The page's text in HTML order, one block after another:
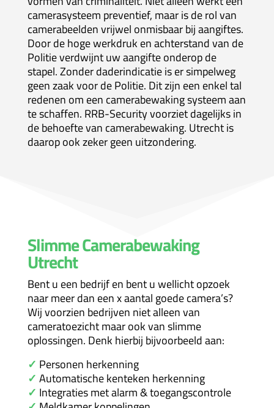
camerasysteem preventief, maar is de rol van
camerabeelden vrijwel onmisbaar bij aangiftes.
Door de hoge werkdruk en achterstand van de
Politie verdwijnt uw aangifte onderop de
stapel. Zonder daderindicatie is er simpelweg
geen zaak voor de Politie. Dit zijn een enkel tal
redenen om een camerabewaking systeemaan
te schaffen. RRB-Security voorziet dagelijks in
de behoefte van camerabewaking. Utrecht is
daarop ook zeker geen uitzondering.
Slimme Camerabewaking
Utrecht
Bent u een bedrijf en bent u wellicht opzoek
naar meer dan een x aantal goede camera’s?
Wij voorzien bedrijven niet alleen van
cameratoezicht maar ook van slimme
oplossingen. Denk hierbij bijvoorbeeld aan:
✓ Personen herkenning
✓ Automatische kenteken herkenning
✓ Integraties met alarm & toegangscontrole